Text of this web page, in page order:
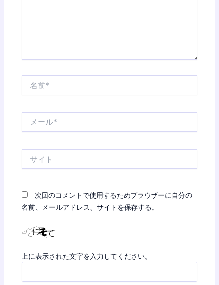
次回のコメントで使用するためブラウザーに自分の
名前、メールアドレス、サイトを保存する。
上に表示された文字を入力してください。